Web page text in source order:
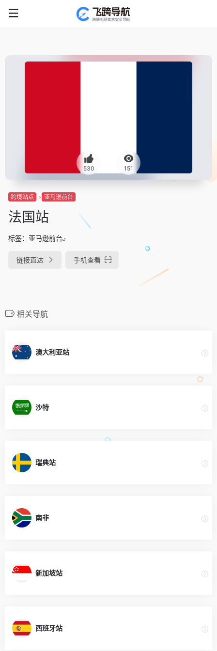
530 151
跨境站点 亚马逊前台
法国站
标签： 亚马逊前台
链接直达 手机查看
相关导航
澳大利亚站
沙特
瑞典站
南非
新加坡站
西班牙站